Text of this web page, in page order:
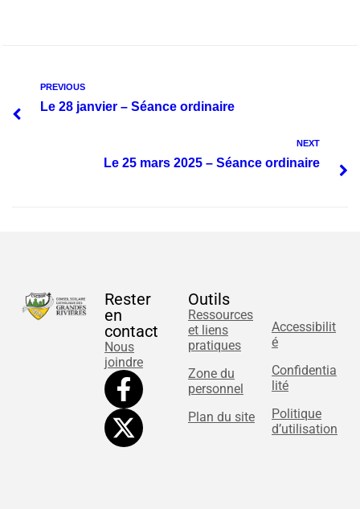
PREVIOUS
Le 28 janvier – Séance ordinaire
NEXT
Le 25 mars 2025 – Séance ordinaire
Rester
en
contact
Nous
joindre
Outils
Ressources
et liens
pratiques
Zone du
personnel
Plan du site
Accessibilit
é
Confidentia
lité
Politique
d’utilisation